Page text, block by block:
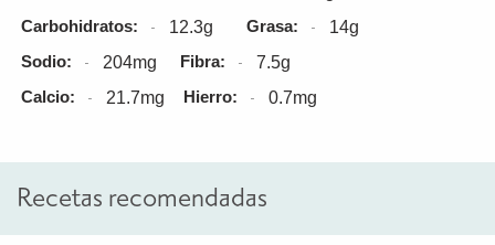
Carbohidratos:
12.3g Grasa:
14g
Sodio:
204mg Fibra:
7.5g
Calcio:
21.7mg Hierro: 0.7mg
Recetas recomendadas